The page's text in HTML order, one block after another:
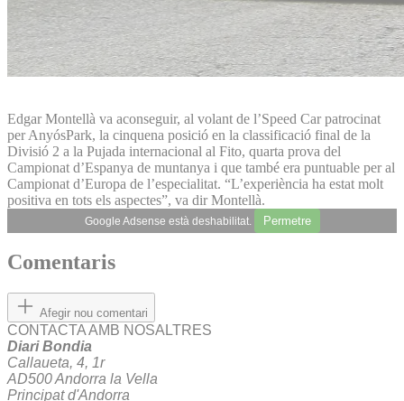
Edgar Montellà va aconseguir, al volant de l’Speed Car patrocinat
per AnyósPark, la cinquena posició en la classificació final de la
Divisió 2 a la Pujada internacional al Fito, quarta prova del
Campionat d’Espanya de muntanya i que també era puntuable per al
Campionat d’Europa de l’especialitat. “L’experiència ha estat molt
positiva en tots els aspectes”, va dir Montellà.
Google Adsense està deshabilitat. Permetre
Comentaris
Afegir nou comentari
CONTACTA AMB NOSALTRES
Diari Bondia
Callaueta, 4, 1r
AD500 Andorra la Vella
Principat d'Andorra